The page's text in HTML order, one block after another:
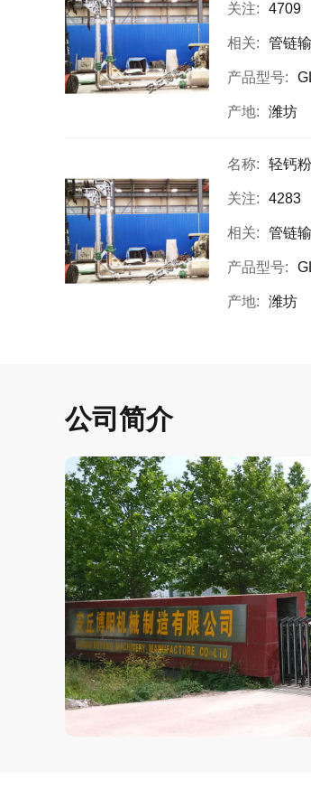
关注: 4709
相关: 管链输送
产品型号:
产地: 潍坊
名称: 轻钙
关注: 4283
相关: 管链输送
产品型号:
产地: 潍坊
公司简介